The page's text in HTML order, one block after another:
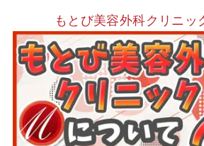
もとび美容外科クリニッ